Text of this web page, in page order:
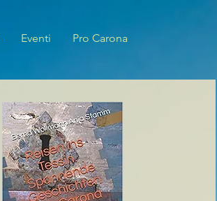
Eventi Pro Carona